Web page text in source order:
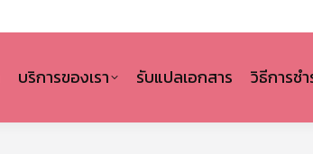
บริการของเรา รับแปลเอกสาร วิธีการชำ